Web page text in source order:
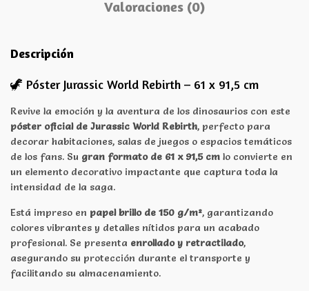
Valoraciones (0)
Descripción
🦖 Póster Jurassic World Rebirth – 61 x 91,5 cm
Revive la emoción y la aventura de los dinosaurios con este
póster oficial de Jurassic World Rebirth, perfecto para
decorar habitaciones, salas de juegos o espacios temáticos
de los fans. Su gran formato de 61 x 91,5 cm lo convierte en
un elemento decorativo impactante que captura toda la
intensidad de la saga.
Está impreso en papel brillo de 150 g/m², garantizando
colores vibrantes y detalles nítidos para un acabado
profesional. Se presenta enrollado y retractilado,
asegurando su protección durante el transporte y
facilitando su almacenamiento.